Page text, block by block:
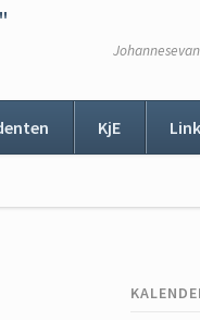
KjE